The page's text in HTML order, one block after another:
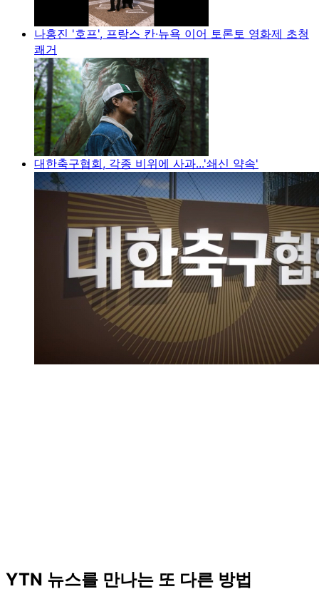
나홍진 '호프', 프랑스 칸·뉴욕 이어 토론토 영화제 초청
쾌거
대한축구협회, 각종 비위에 사과...'쇄신 약속'
YTN 뉴스를 만나는 또 다른 방법